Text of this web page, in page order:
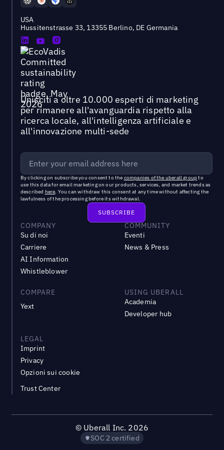
USA
Hussitenstrasse 33, 13355 Berlino, DE Germania
Unisciti a oltre 10.000 esperti di marketing
per rimanere all'avanguardia rispetto alla
ricerca locale, all'intelligenza artificiale e
all'innovazione multi-sede
By clicking on subscribe you consent to the companies of the uberall groupto
use this data for email marketing on our products, services, and market trends as
described here. You can withdraw this consent at any time without affecting the
lawfulness of the processing before its withdrawal.
COMPANY
Su di noi
Carriere
AI Information
Whistleblower
COMMUNITY
Eventi
News & Press
COMPARE
Yext
USING UBERALL
Academia
Developer hub
LEGAL
Imprint
Privacy
Opzioni sui cookie
Trust Center
© Uberall Inc. 2026
SOC 2 certified